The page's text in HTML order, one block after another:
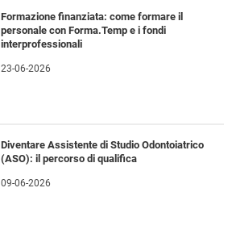
Formazione finanziata: come formare il
personale con Forma.Temp e i fondi
interprofessionali
23-06-2026
Diventare Assistente di Studio Odontoiatrico
(ASO): il percorso di qualifica
09-06-2026